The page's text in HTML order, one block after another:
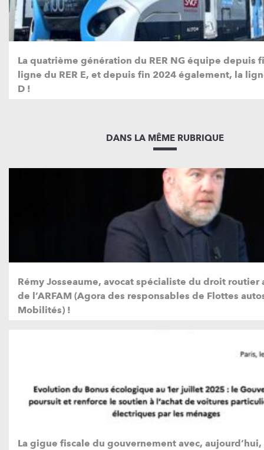
La quatrième génération du RER NG équipe depuis
ligne du RER E, et depuis fin 2024 également, la
D !
DANS LA MÊME RUBRIQUE
Rémy Josseaume, avocat spécialiste du droit routier
de l’ARFAM (Agora des responsables de Flottes
Mobilités) !
La gigue fiscale du gouvernement avec, aujourd’hui,